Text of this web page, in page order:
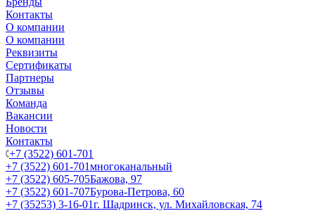
Контакты
О компании
О компании
Реквизиты
Сертификаты
Партнеры
Отзывы
Команда
Вакансии
Новости
Контакты
+7 (3522) 601-701
+7 (3522) 601-701многоканальный
+7 (3522) 605-705Бажова, 97
+7 (3522) 601-707Бурова-Петрова, 60
+7 (35253) 3-16-01г. Шадринск, ул. Михайловская, 74